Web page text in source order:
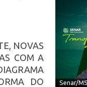
Senar/
NOVAS
COM A
DO